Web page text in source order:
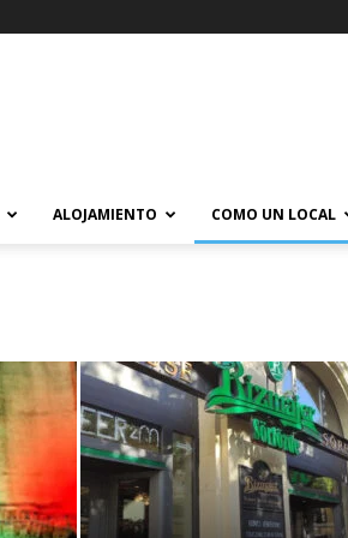
ALOJAMIENTO COMO UN LOCAL